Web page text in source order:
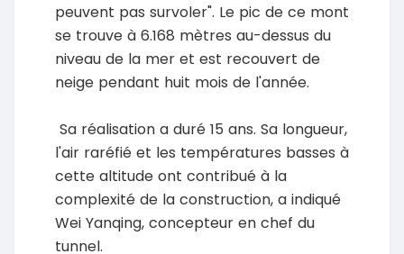
peuvent pas survoler". Le pic de ce mont
se trouve à 6.168 mètres au-dessus du
niveau de la mer et est recouvert de
neige pendant huit mois de l'année.
Sa réalisation a duré 15 ans. Sa longueur,
l'air raréfié et les températures basses à
cette altitude ont contribué à la
complexité de la construction, a indiqué
Wei Yanqing, concepteur en chef du
tunnel.